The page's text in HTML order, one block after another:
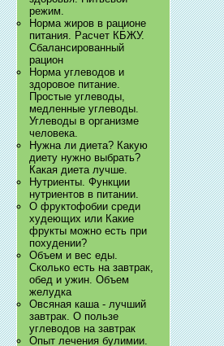
режим.
Норма жиров в рационе
питания. Расчет КБЖУ.
Сбалансированный
рацион
Норма углеводов и
здоровое питание.
Простые углеводы,
медленные углеводы.
Углеводы в организме
человека.
Нужна ли диета? Какую
диету нужно выбрать?
Какая диета лучше.
Нутриенты. Функции
нутриентов в питании.
О фруктофобии среди
худеющих или Какие
фрукты можно есть при
похудении?
Объем и вес еды.
Сколько есть на завтрак,
обед и ужин. Объем
желудка
Овсяная каша - лучший
завтрак. О пользе
углеводов на завтрак
Опыт лечения булимии.